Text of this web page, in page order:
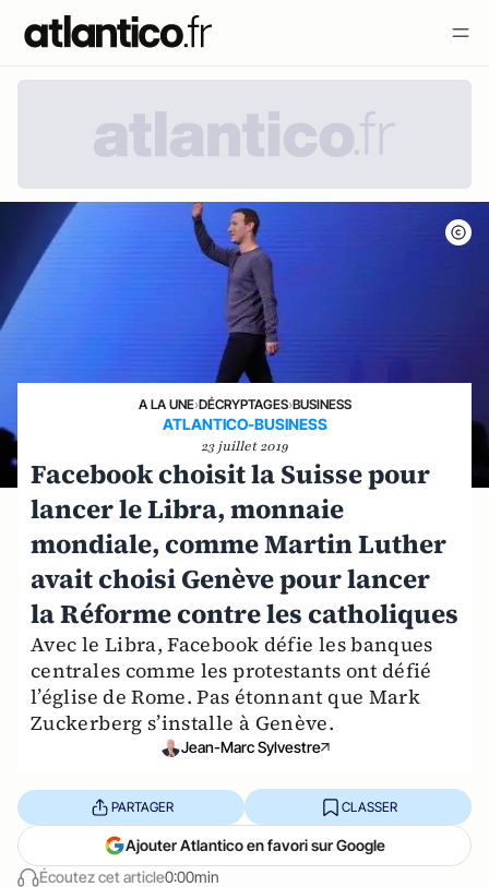
A LA UNE›DÉCRYPTAGES›BUSINESS
ATLANTICO-BUSINESS
23 juillet 2019
Facebook choisit la Suisse pour
lancer le Libra, monnaie
mondiale, comme Martin Luther
avait choisi Genève pour lancer
la Réforme contre les catholiques
Avec le Libra, Facebook défie les banques
centrales comme les protestants ont défié
l’église de Rome. Pas étonnant que Mark
Zuckerberg s’installe à Genève.
Jean-Marc Sylvestre
Écoutez cet article0:00min
PARTAGER CLASSER
Ajouter Atlantico en favori sur Google